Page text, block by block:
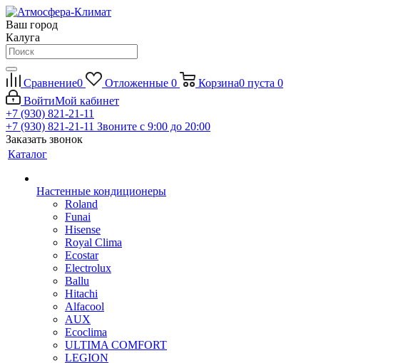
Ваш город
Калуга
Сравнение0 Отложенные 0 Корзина0 пуста 0
ВойтиМой кабинет
+7 (930) 821-21-11
+7 (930) 821-21-11 Звоните с 9:00 до 20:00
Заказать звонок
Каталог
Настенные кондиционеры
Roland
Funai
Hisense
Royal Clima
Ecostar
Electrolux
Ballu
Hitachi
Alfacool
AUX
Ecoclima
ULTIMA COMFORT
LEGION